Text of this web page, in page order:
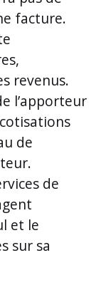
facture.
revenus.
l’apporteur
de
de
et le
sur sa